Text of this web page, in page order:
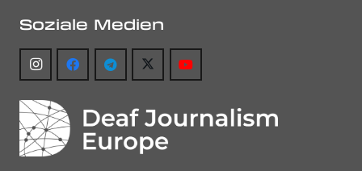
Soziale Medien